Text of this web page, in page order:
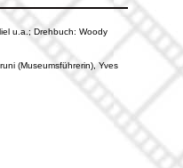
u.a.; Drehbuch: Woody
(Museumsführerin), Yves